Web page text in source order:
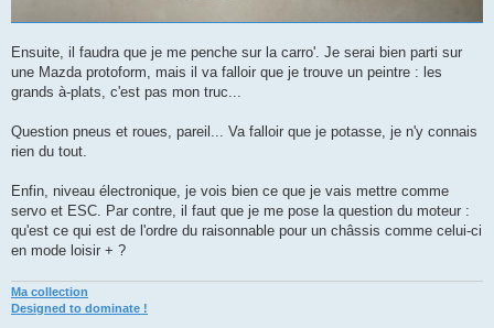
Ensuite, il faudra que je me penche sur la carro'. Je serai bien parti sur
une Mazda protoform, mais il va falloir que je trouve un peintre : les
grands à-plats, c'est pas mon truc...
Question pneus et roues, pareil... Va falloir que je potasse, je n'y connais
rien du tout.
Enfin, niveau électronique, je vois bien ce que je vais mettre comme
servo et ESC. Par contre, il faut que je me pose la question du moteur :
qu'est ce qui est de l'ordre du raisonnable pour un châssis comme celui-ci
en mode loisir + ?
Ma collection
Designed to dominate !